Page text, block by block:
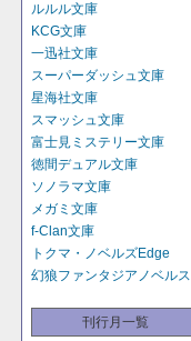
ルルル文庫
KCG文庫
一迅社文庫
スーパーダッシュ文庫
星海社文庫
スマッシュ文庫
富士見ミステリー文庫
徳間デュアル文庫
ソノラマ文庫
メガミ文庫
f-Clan文庫
トクマ・ノベルズEdge
幻狼ファンタジアノベルス
刊行月一覧